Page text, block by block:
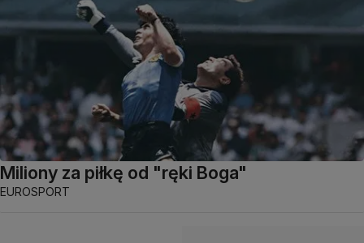
Miliony za piłkę od "ręki Boga"
EUROSPORT